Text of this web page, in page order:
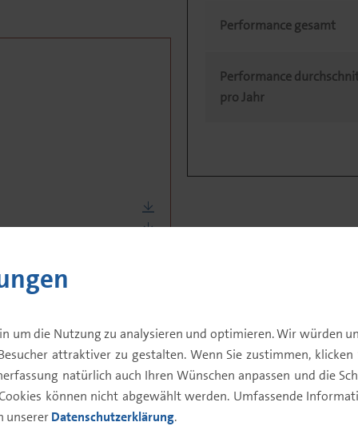
um die Nutzung zu analysieren und optimieren. Wir würden
attraktiver zu gestalten. Wenn Sie zustimmen, klicken
natürlich auch Ihren Wünschen anpassen und die
können nicht abgewählt werden. Umfassende
unsererDatenschutzerklärung.
5 6 7
Performance gesamt
Performance
pro Jahr